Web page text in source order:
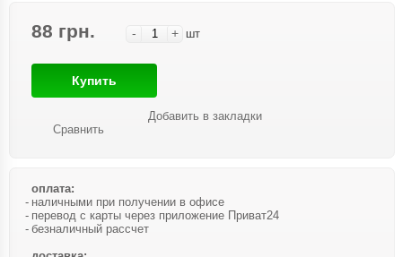
88 грн. - + шт
Купить
Сравнить
Добавить в закладки
оплата:
наличными при получении в офисе
перевод с карты через приложение Приват24
безналичный рассчет